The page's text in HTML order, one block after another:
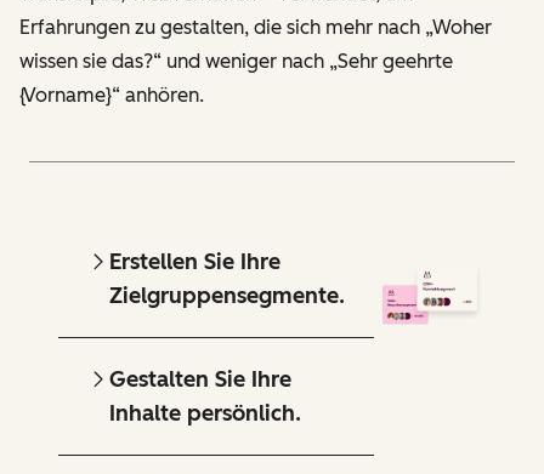
Erfahrungen zu gestalten, die sich mehr nach „Woher
wissen sie das?“ und weniger nach „Sehr geehrte
{Vorname}“ anhören.
Erstellen Sie Ihre
Zielgruppensegmente.
Gestalten Sie Ihre
Inhalte persönlich.